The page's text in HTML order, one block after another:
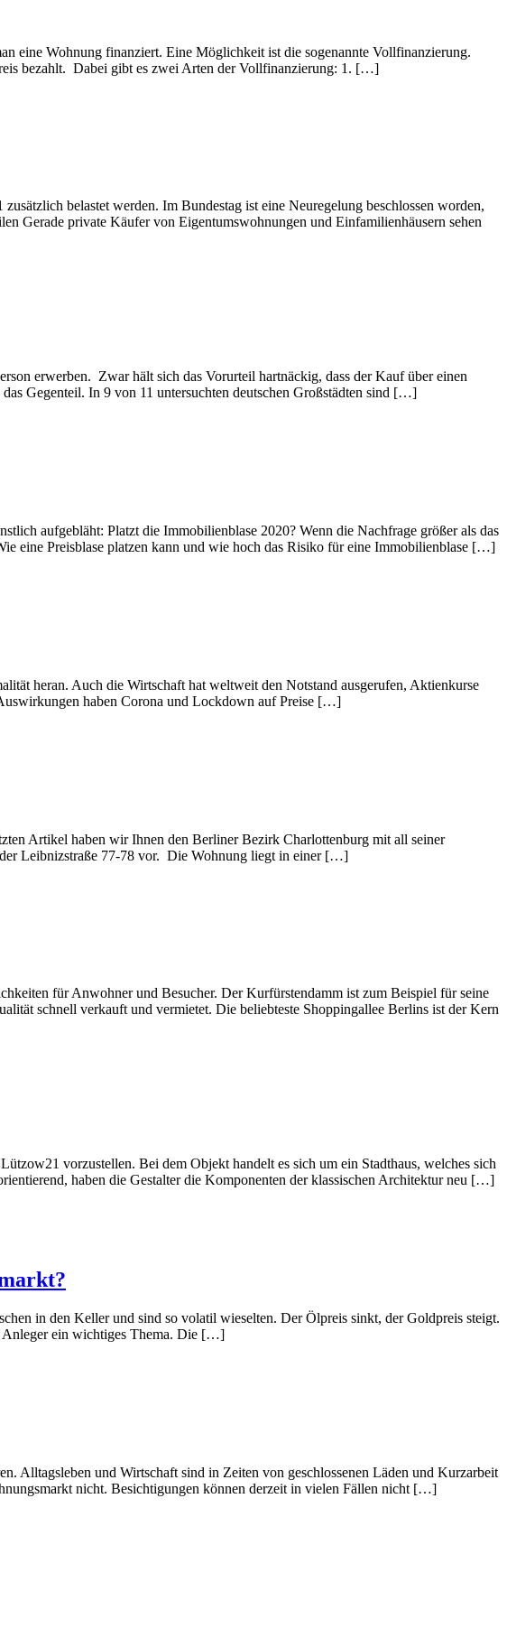
eine Wohnung finanziert. Eine Möglichkeit ist die sogenannte Vollfinanzierung.
bezahlt. Dabei gibt es zwei Arten der Vollfinanzierung: 1. […]
belastet werden. Im Bundestag ist eine Neuregelung beschlossen worden,
Gerade private Käufer von Eigentumswohnungen und Einfamilienhäusern sehen
erwerben. Zwar hält sich das Vorurteil hartnäckig, dass der Kauf über einen
Gegenteil. In 9 von 11 untersuchten deutschen Großstädten sind […]
aufgebläht: Platzt die Immobilienblase 2020? Wenn die Nachfrage größer als das
eine Preisblase platzen kann und wie hoch das Risiko für eine Immobilienblase […]
heran. Auch die Wirtschaft hat weltweit den Notstand ausgerufen, Aktienkurse
haben Corona und Lockdown auf Preise […]
Artikel haben wir Ihnen den Berliner Bezirk Charlottenburg mit all seiner
Leibnizstraße 77-78 vor. Die Wohnung liegt in einer […]
für Anwohner und Besucher. Der Kurfürstendamm ist zum Beispiel für seine
schnell verkauft und vermietet. Die beliebteste Shoppingallee Berlins ist der Kern
vorzustellen. Bei dem Objekt handelt es sich um ein Stadthaus, welches sich
haben die Gestalter die Komponenten der klassischen Architektur neu […]
in den Keller und sind so volatil wieselten. Der Ölpreis sinkt, der Goldpreis steigt.
Anleger ein wichtiges Thema. Die […]
Alltagsleben und Wirtschaft sind in Zeiten von geschlossenen Läden und Kurzarbeit
nicht. Besichtigungen können derzeit in vielen Fällen nicht […]